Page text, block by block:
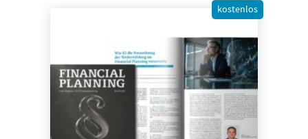
kostenlos